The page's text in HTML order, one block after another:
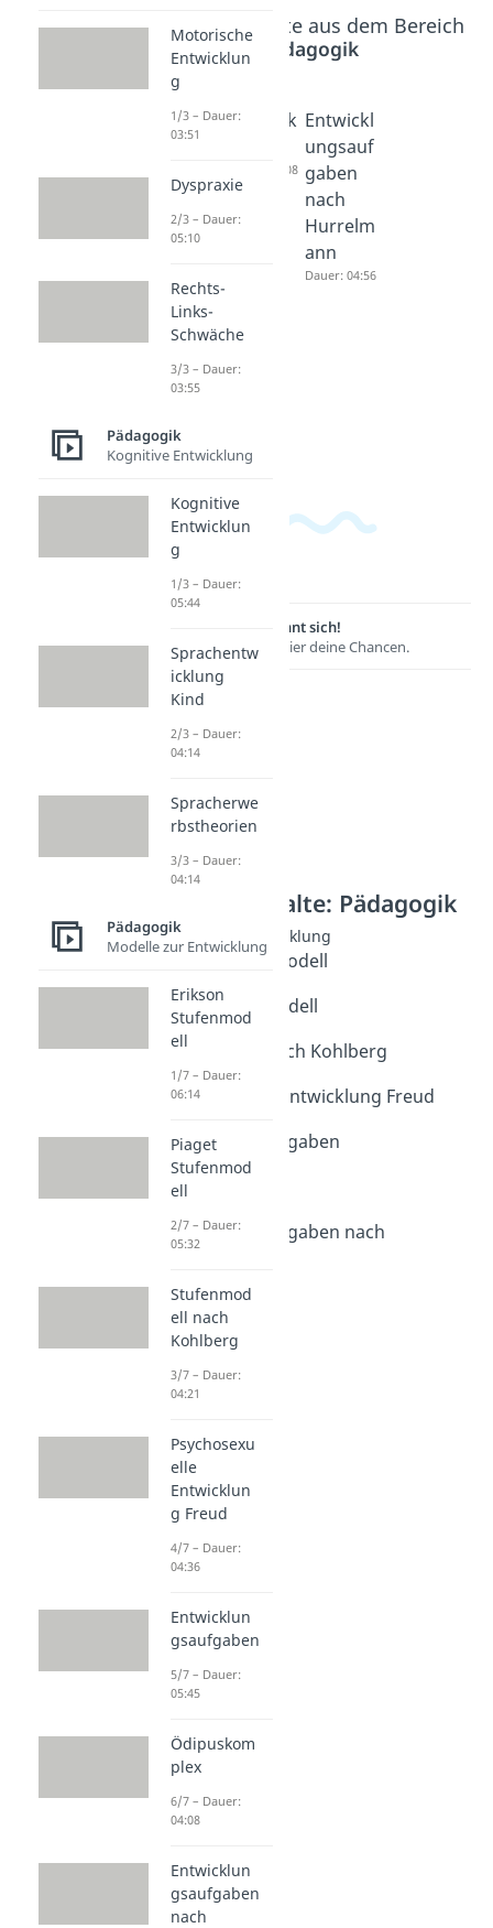
Beliebte Inhalte aus dem Bereich
Pädagogik
Entwickl
ungsauf
gaben
Dauer: 05:45
Ödipusk
Dauer: 04:08
Entwickl
ungsauf
gaben
nach
Hurrelm
ann
Dauer: 04:56
Lernen lohnt sich!
Entdecke hier deine Chancen.
Weitere Inhalte: Pädagogik
Modelle zur Entwicklung
Erikson Stufenmodell
Dauer: 06:14
Piaget Stufenmodell
Dauer: 05:32
Stufenmodell nach Kohlberg
Dauer: 04:21
Psychosexuelle Entwicklung Freud
Entwicklungsaufgaben
Dauer: 05:45
Ödipuskomplex
Entwicklungsaufgaben nach
Motorische
Entwicklun
g
1/3 – Dauer:
03:51
Dyspraxie
2/3 – Dauer:
05:10
Rechts-
Links-
Schwäche
3/3 – Dauer:
03:55
Pädagogik
Kognitive Entwicklung
Kognitive
Entwicklun
g
1/3 – Dauer:
05:44
Sprachentw
icklung
Kind
2/3 – Dauer:
04:14
Spracherwe
rbstheorien
3/3 – Dauer:
04:14
Pädagogik
Modelle zur Entwicklung
Erikson
Stufenmod
ell
1/7 – Dauer:
06:14
Piaget
Stufenmod
ell
2/7 – Dauer:
05:32
Stufenmod
ell nach
Kohlberg
3/7 – Dauer:
04:21
Psychosexu
elle
Entwicklun
g Freud
4/7 – Dauer:
04:36
Entwicklun
gsaufgaben
5/7 – Dauer:
05:45
Ödipuskom
plex
6/7 – Dauer:
04:08
Entwicklun
gsaufgaben
nach